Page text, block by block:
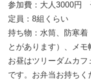
参加費：大人3000円
定員：8組くらい
持ち物：水筒、防寒着
とがあります）、メ
お昼はツリーダムカ
です。お弁当お持ちく